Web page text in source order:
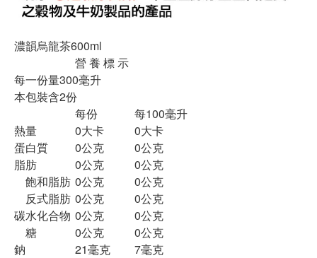
濃韻烏龍茶600ml
營 養 標 示
每一份量300毫升
本包裝含2份
每份
每100毫升
熱量
0大卡
0大卡
蛋白質
0公克
0公克
脂肪
0公克
0公克
飽和脂肪 0公克
0公克
反式脂肪 0公克
0公克
碳水化合物 0公克
0公克
糖
0公克
0公克
鈉
21毫克 7毫克